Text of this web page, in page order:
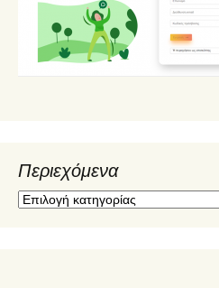
Περιεχόμενα
Π